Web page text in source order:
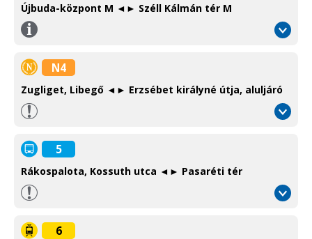
Újbuda-központ M ◄► Széll Kálmán tér M
Információ
Information
N4
Zugliget, Libegő ◄► Erzsébet királyné útja, aluljáró
5
Rákospalota, Kossuth utca ◄► Pasaréti tér
6